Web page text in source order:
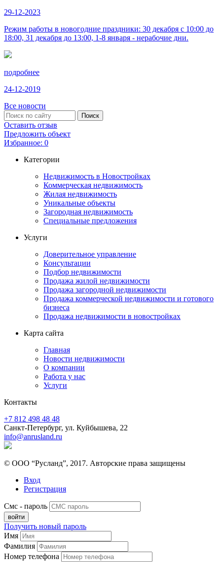
29-12-2023
Режим работы в новогодние праздники: 30 декабря с 10:00 до
18:00, 31 декабря до 13:00, 1-8 января - нерабочие дни.
подробнее
24-12-2019
Все новости
Оставить отзыв
Предложить объект
Избранное: 0
Категории
Недвижимость в Новостройках
Коммерческая недвижимость
Жилая недвижимость
Уникальные объекты
Загородная недвижимость
Специальные предложения
Услуги
Доверительное управление
Консультации
Подбор недвижимости
Продажа жилой недвижимости
Продажа загородной недвижимости
Продажа коммерческой недвижимости и готового
бизнеса
Продажа недвижимости в новостройках
Карта сайта
Главная
Новости недвижимости
О компании
Работа у нас
Услуги
Контакты
+7 812 498 48 48
Санкт-Петербург, ул. Куйбышева, 22
info@anrusland.ru
© ООО “Русланд”, 2017. Авторские права защищены
Вход
Регистрация
Смс - пароль
Получить новый пароль
Имя
Фамилия
Номер телефона